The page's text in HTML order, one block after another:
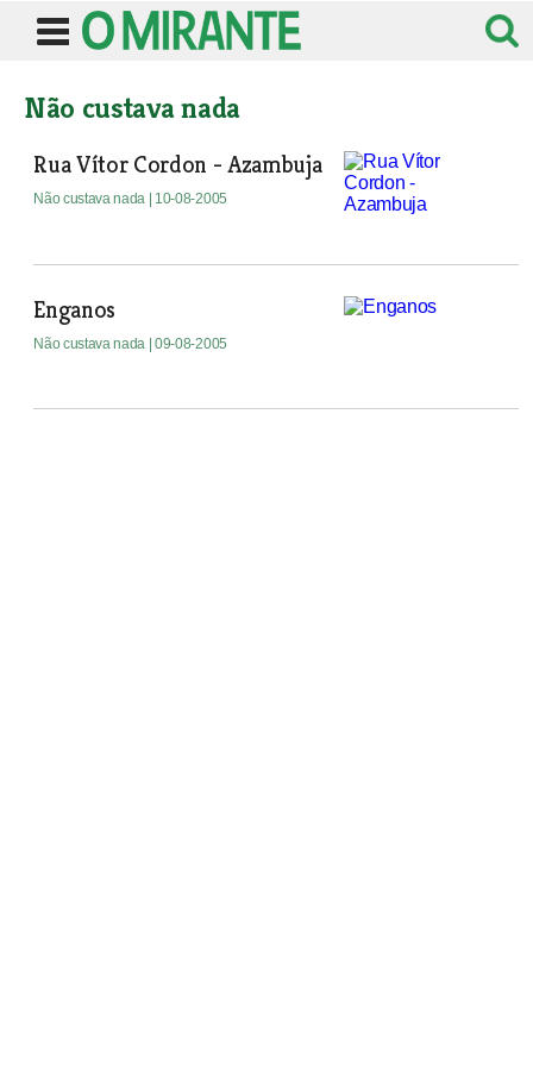
Não custava nada
Rua Vítor Cordon - Azambuja
Não custava nada | 10-08-2005
Enganos
Não custava nada | 09-08-2005